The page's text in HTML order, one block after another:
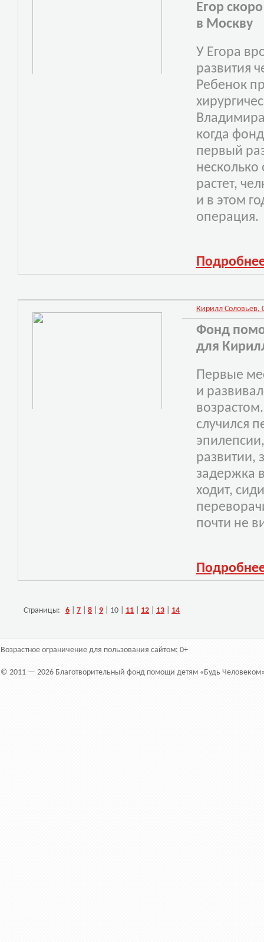
Егор
в Москву
У Егора
развития
Ребенок
когда
первый
растет,
и в этом
операция.
Кирилл Соловьев,
Фонд
для
Первые
и
случился
развитии,
задержка
ходит,
почти не
Страницы: 6 7 8 9 10 11 12 13 14
Возрастное ограничение для пользования сайтом: 0+
© 2011 — 2026 Благотворительный фонд помощи детям «Будь